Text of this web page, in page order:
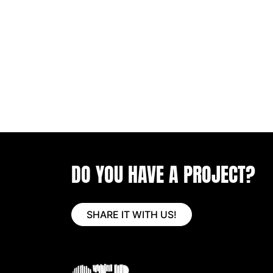
DO YOU HAVE A PROJECT?
SHARE IT WITH US!